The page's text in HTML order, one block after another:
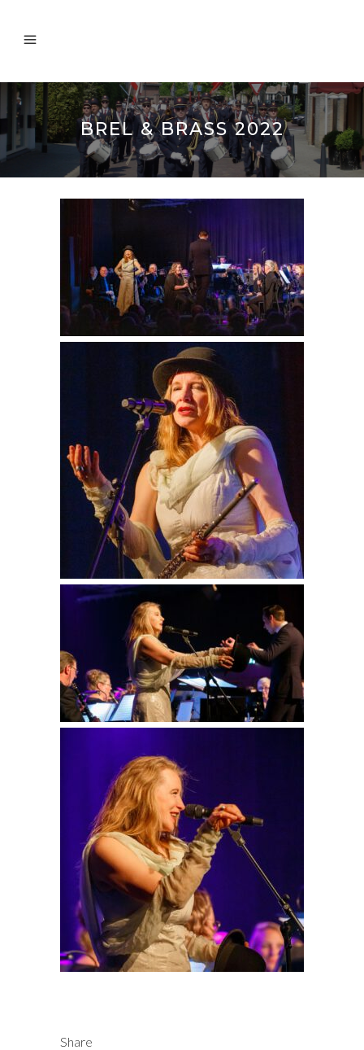
BREL & BRASS 2022
Share